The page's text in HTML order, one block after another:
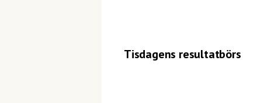
Tisdagens resultatbörs